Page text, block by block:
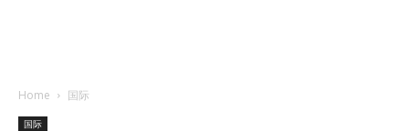
Home 国际
国际